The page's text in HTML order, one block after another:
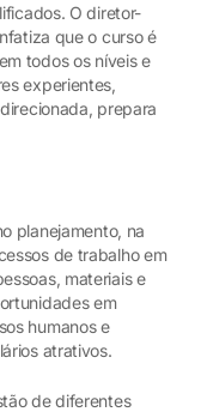
O diretor-
que o curso é
todos os níveis e
experientes,
prepara
planejamento, na
de trabalho em
materiais e
em
humanos e
atrativos.
de diferentes